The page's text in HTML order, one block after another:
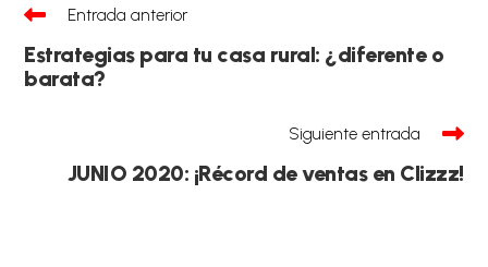
Leer
más
artículos
Entrada anterior
Estrategias para tu casa rural: ¿diferente o
barata?
Siguiente entrada
JUNIO 2020: ¡Récord de ventas en Clizzz!